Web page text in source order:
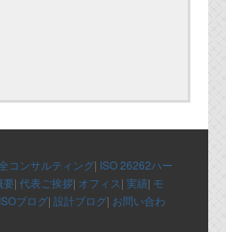
コンサルティング| ISO 26262ハー
要| 代表ご挨拶| オフィス| 実績| モ
ISOブログ| 設計ブログ| お問い合わ